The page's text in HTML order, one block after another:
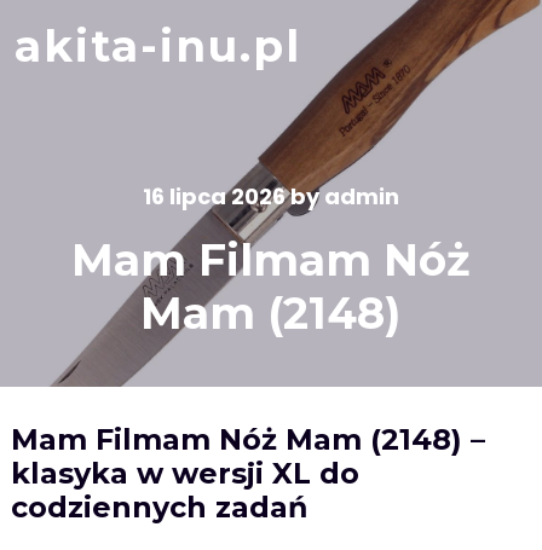
content
akita-inu.pl
16 lipca 2026byadmin
Mam Filmam Nóż
Mam (2148)
Mam Filmam Nóż Mam (2148) –
klasyka w wersji XL do
codziennych zadań